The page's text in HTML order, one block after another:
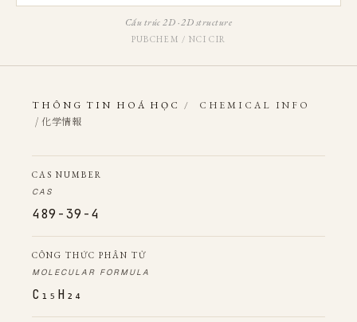
Cấu trúc 2D · 2D structure
PUBCHEM / NCI CIR
THÔNG TIN HOÁ HỌC / CHEMICAL INFO
/ 化学情報
CAS NUMBER
CAS
489-39-4
CÔNG THỨC PHÂN TỬ
MOLECULAR FORMULA
C₁₅H₂₄